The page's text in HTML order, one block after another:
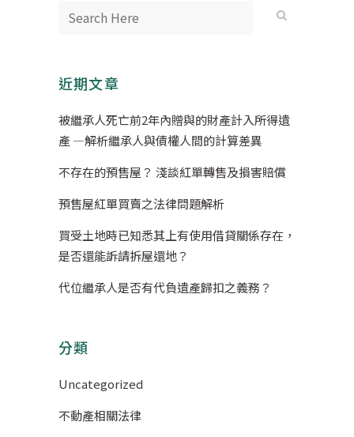
近期文章
被繼承人死亡前2年內贈與的財產計入所得遺
產 —解析繼承人與債權人間的計算差異
不存在的預售屋？ 淺談紅單轉售及損害賠償
預售屋紅單買賣之法律問題解析
買受土地時已知悉其上有使用借貸關係存在，
是否還能訴請拆屋還地？
代位繼承人是否有代負遺產歸扣之義務？
分類
Uncategorized
不動產相關法律